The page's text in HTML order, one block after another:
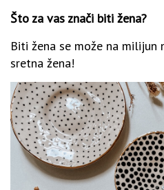
Što za vas znači biti žena?
Biti žena se može na milijun
sretna žena!